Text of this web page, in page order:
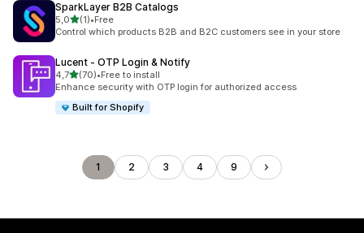
SparkLayer B2B Catalogs
5,0na 5 gwiazdek
(1)
Łączna liczba recenzji: 1
•Free
Control which products B2B and B2C customers see in your store
Lucent ‑ OTP Login & Notify
4,7na 5 gwiazdek
(70)
Łączna liczba recenzji: 70
•Free to install
Enhance security with OTP login for authorized access
Built for Shopify
1 2 3 4 9